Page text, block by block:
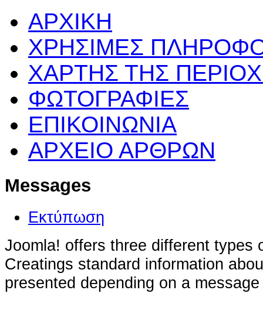
ΑΡΧΙΚΗ
ΧΡΗΣΙΜΕΣ
ΧΑΡΤΗΣ ΤΗΣ
ΦΩΤΟΓΡΑΦΙΕΣ
ΕΠΙΚΟΙΝΩΝΙΑ
ΑΡΧΕΙΟ ΑΡΘΡΩΝ
Messages
Εκτύπωση
Joomla! offers three different types
Creatings standard information
presented depending on a